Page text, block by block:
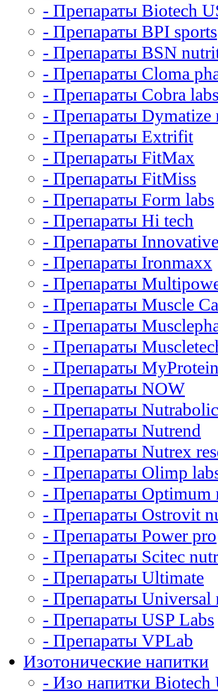
- Препараты Biotech
- Препараты BPI sports
- Препараты BSN
- Препараты Cloma
- Препараты Cobra
- Препараты
- Препараты Extrifit
- Препараты FitMax
- Препараты FitMiss
- Препараты Form labs
- Препараты Hi tech
- Препараты
- Препараты Ironmaxx
- Препараты
- Препараты Muscle
- Препараты
- Препараты
- Препараты
- Препараты NOW
- Препараты
- Препараты Nutrend
- Препараты Nutrex
- Препараты Olimp
- Препараты Optimum
- Препараты Ostrovit
- Препараты Power pro
- Препараты Scitec
- Препараты Ultimate
- Препараты
- Препараты USP Labs
- Препараты VPLab
Изотонические напитки
- Изо напитки Biotech